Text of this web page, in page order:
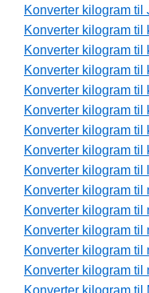
Konverter kilogram til
Konverter kilogram til
Konverter kilogram til
Konverter kilogram til
Konverter kilogram til
Konverter kilogram til
Konverter kilogram til
Konverter kilogram til
Konverter kilogram
Konverter kilogram til
Konverter kilogram til
Konverter kilogram til
Konverter kilogram
Konverter kilogram